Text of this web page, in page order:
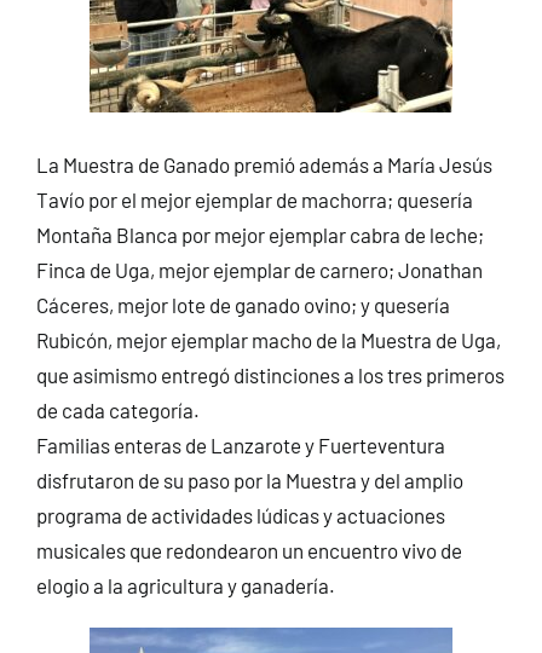
La Muestra de Ganado premió además a María Jesús
Tavío por el mejor ejemplar de machorra; quesería
Montaña Blanca por mejor ejemplar cabra de leche;
Finca de Uga, mejor ejemplar de carnero; Jonathan
Cáceres, mejor lote de ganado ovino; y quesería
Rubicón, mejor ejemplar macho de la Muestra de Uga,
que asimismo entregó distinciones a los tres primeros
de cada categoría.
Familias enteras de Lanzarote y Fuerteventura
disfrutaron de su paso por la Muestra y del amplio
programa de actividades lúdicas y actuaciones
musicales que redondearon un encuentro vivo de
elogio a la agricultura y ganadería.